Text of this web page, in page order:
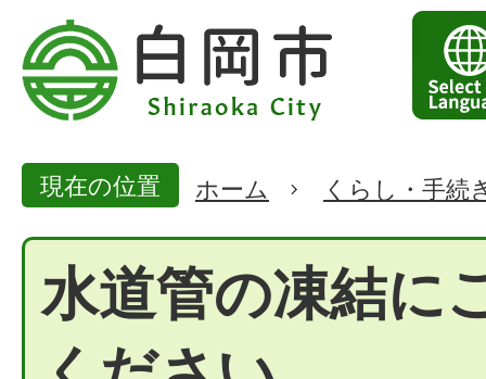
現在の位置 ホーム くらし・手続
水道管の凍結に